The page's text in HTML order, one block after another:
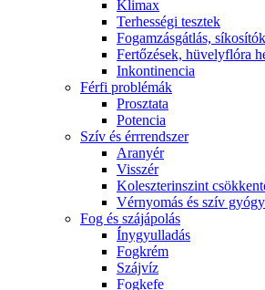
Klimax
Terhességi tesztek
Fogamzásgátlás,
Fertőzések, hüvelyflóra
Inkontinencia
Férfi problémák
Prosztata
Potencia
Szív és érrrendszer
Aranyér
Visszér
Koleszterinszint
Vérnyomás és szív
Fog és szájápolás
Í́nygyulladás
Fogkrém
Szájvíz
Fogkefe